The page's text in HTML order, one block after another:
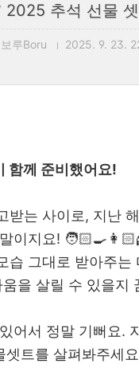
2025 추석 선물
보루Boru 2025. 9. 23.
함께 준비했어요!
받는 사이로, 지난
이지요!
습 그대로 받아주
을 살릴 수 있을
어서 정말 기뻐요.
셋트를 살펴봐주세